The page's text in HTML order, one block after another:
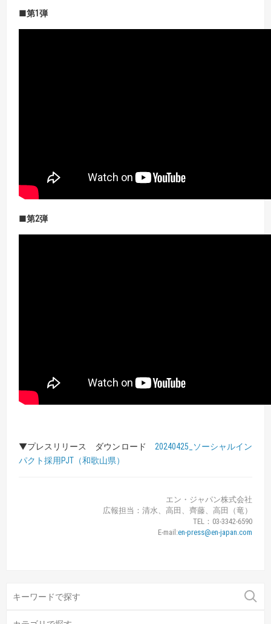
■第1 弾
■第2弾
▼プレスリリース ダウンロード 20240425_ソーシャルイン
パクト採用PJT（和歌山県）
エン・ジャパン株式会社
広報担当：清水、高田、齊藤、高田（竜）
TEL：03-3342-6590
E-mail:en-press@en-japan.com